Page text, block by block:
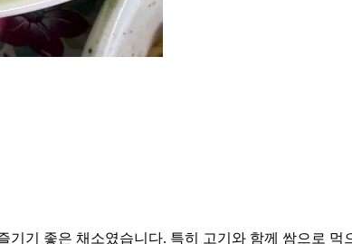
기 좋은 채소였습니다. 특히 고기와 함께 쌈으로